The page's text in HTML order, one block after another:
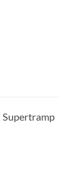
Supertramp